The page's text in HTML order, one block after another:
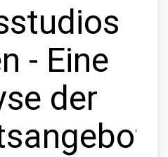
- Eine
der